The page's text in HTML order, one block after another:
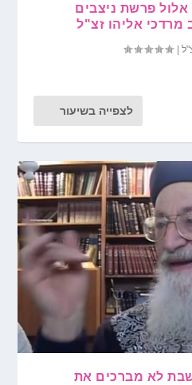
אלול פרשת ניצבים
אליהו זצ"ל
|
לצפייה בשיעור
לא מברכים את